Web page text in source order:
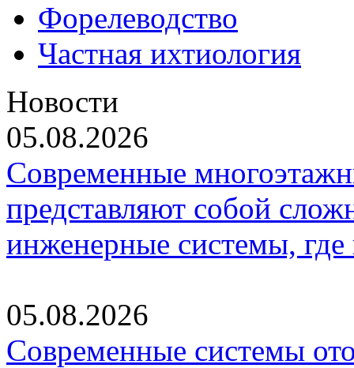
Форелеводство
Частная ихтиология
Новости
05.08.2026
Современные
представляют собой
инженерные системы,
05.08.2026
Современные системы